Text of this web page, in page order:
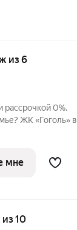
из 6
рассрочкой 0%.
ЖК «Гоголь» в
мне
из 10